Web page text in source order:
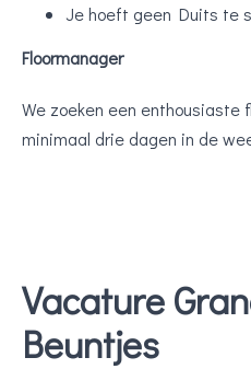
Je hoeft geen Duits te
Floormanager
We zoeken een enthousiaste
minimaal drie dagen in de
Vacature
Beuntjes